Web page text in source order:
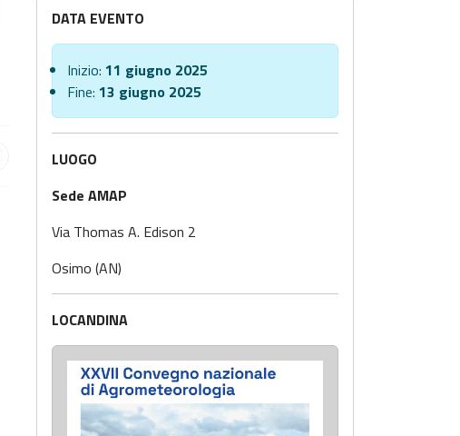
DATA EVENTO
Inizio: 11 giugno 2025
Fine: 13 giugno 2025
LUOGO
Sede AMAP
Via Thomas A. Edison 2
Osimo (AN)
LOCANDINA